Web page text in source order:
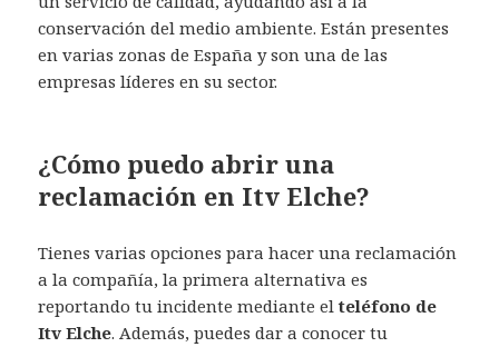
conservación del medio ambiente. Están presentes
en varias zonas de España y son una de las
empresas líderes en su sector.
¿Cómo puedo abrir una
reclamación en Itv Elche?
Tienes varias opciones para hacer una reclamación
a la compañía, la primera alternativa es
reportando tu incidente mediante elteléfono de
Itv Elche. Además, puedes dar a conocer tu